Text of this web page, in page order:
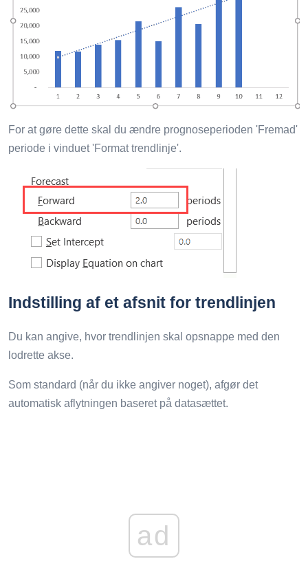
For at gøre dette skal du ændre prognoseperioden 'Fremad'
periode i vinduet 'Format trendlinje'.
Indstilling af et afsnit for trendlinjen
Du kan angive, hvor trendlinjen skal opsnappe med den
lodrette akse.
Som standard (når du ikke angiver noget), afgør det
automatisk aflytningen baseret på datasættet.
ad